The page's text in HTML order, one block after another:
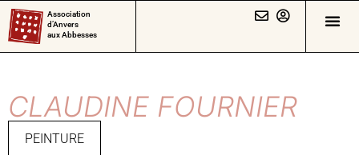
Association
d’Anvers
aux Abbesses
CLAUDINE FOURNIER
PEINTURE